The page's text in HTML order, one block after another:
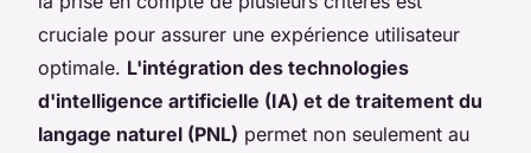
cruciale pour assurer une expérience utilisateur
optimale. L'intégration des technologies
d'intelligence artificielle (IA) et de traitement du
langage naturel (PNL) permet non seulement au